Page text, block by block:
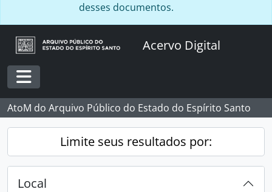
desses documentos.
Acervo Digital
Toggle navigation
AtoM do Arquivo Público do Estado do Espírito Santo
Limite seus resultados por:
Local